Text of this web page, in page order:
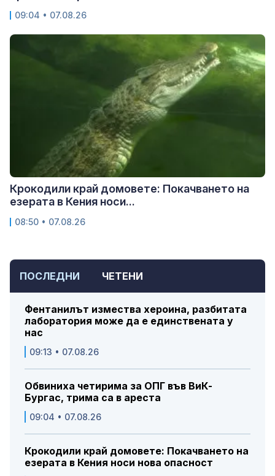
ПОСЛЕДНИ ЧЕТЕНИ
Фентанилът измества хероина, разбитата
лаборатория може да е единствената у
нас
09:13 • 07.08.26
Обвиниха четирима за ОПГ във ВиК-
Бургас, трима са в ареста
09:04 • 07.08.26
Крокодили край домовете: Покачването на
езерата в Кения носи нова опасност
09:04 • 07.08.26
Крокодили край домовете: Покачването на
езерата в Кения носи...
08:50 • 07.08.26